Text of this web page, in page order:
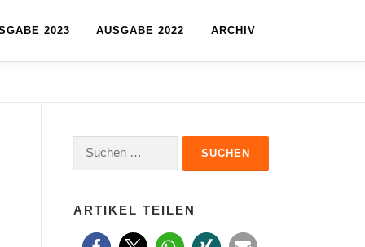
2023 AUSGABE 2022 ARCHIV
ARTIKEL TEILEN